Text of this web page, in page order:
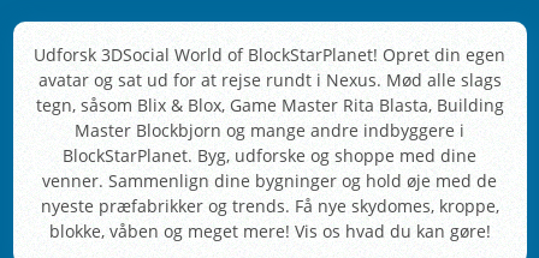
Udforsk 3DSocial World of BlockStarPlanet! Opret din egen
avatar og sat ud for at rejse rundt i Nexus. Mød alle slags
tegn, såsom Blix & Blox, Game Master Rita Blasta, Building
Master Blockbjorn og mange andre indbyggere i
BlockStarPlanet. Byg, udforske og shoppe med dine
venner. Sammenlign dine bygninger og hold øje med de
nyeste præfabrikker og trends. Få nye skydomes, kroppe,
blokke, våben og meget mere! Vis os hvad du kan gøre!